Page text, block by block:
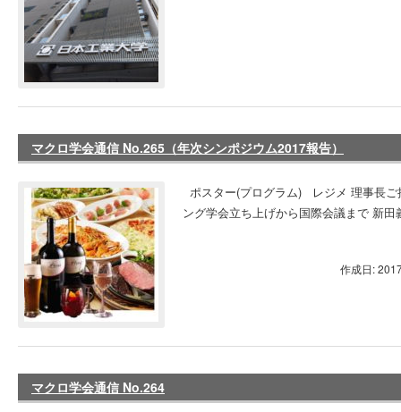
マクロ学会通信 No.265（年次シンポジウム2017報告）
ポスター(プログラム) レジメ 理事長
ング学会立ち上げから国際会議まで 新
作成日:
マクロ学会通信 No.264